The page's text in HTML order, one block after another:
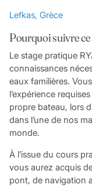
Lefkas, Grèce
Pourquoi suivre ce
Le stage pratique
connaissances
eaux familières.
l’expérience
propre bateau, lors
dans l’une de nos
monde.
À l’issue du cours
vous aurez acquis
pont, de navigation